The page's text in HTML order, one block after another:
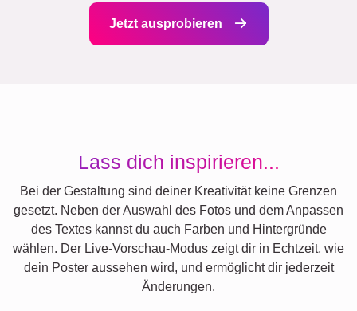
Jetzt ausprobieren
Lass dich inspirieren...
Bei der Gestaltung sind deiner Kreativität keine Grenzen
gesetzt. Neben der Auswahl des Fotos und dem Anpassen
des Textes kannst du auch Farben und Hintergründe
wählen. Der Live-Vorschau-Modus zeigt dir in Echtzeit, wie
dein Poster aussehen wird, und ermöglicht dir jederzeit
Änderungen.